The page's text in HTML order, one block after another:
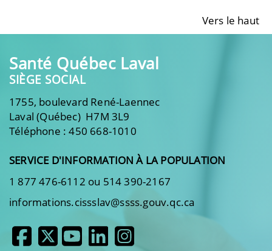
Vers le haut
Santé Québec Laval
SIÈGE SOCIAL
1755, boulevard René-Laennec
Laval (Québec) H7M 3L9
Téléphone : 450 668-1010
SERVICE D'INFORMATION À LA POPULATION
1 877 476-6112 ou 514 390-2167
informations.cissslav@ssss.gouv.qc.ca